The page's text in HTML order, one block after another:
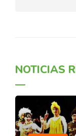
NOTICIAS